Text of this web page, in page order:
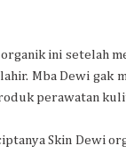
ini setelah
Mba Dewi
perawatan
Skin Dewi